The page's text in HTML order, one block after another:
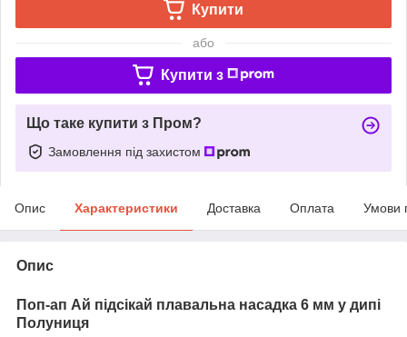
Купити
або
Купити з
Що таке купити з Пром?
Замовлення під захистом
Опис Характеристики Доставка Оплата Умови
Опис
Поп-ап Ай підсікай плавальна насадка 6 мм у дипі
Полуниця